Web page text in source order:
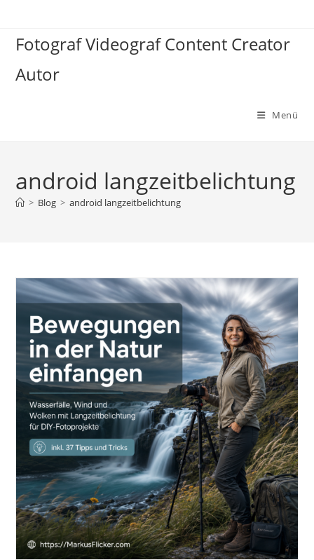
springen
Fotograf Videograf Content Creator
Autor
Menü
android langzeitbelichtung
> Blog > android langzeitbelichtung